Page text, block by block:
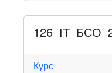
Курс